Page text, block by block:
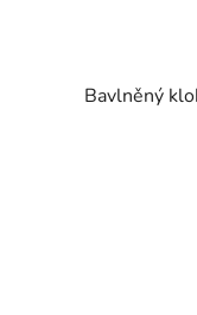
Bavlněný